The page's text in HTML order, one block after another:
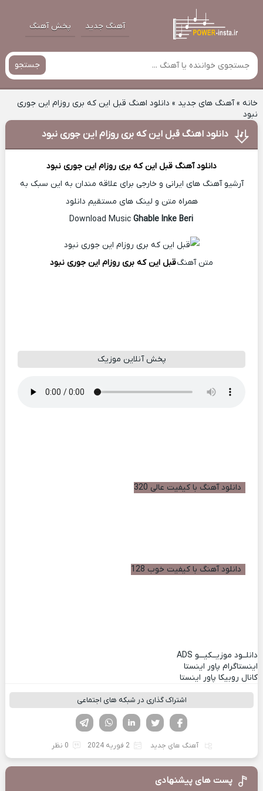
آهنگ جدید پخش آهنگ
جستجو
خانه»آهنگ های جدید » دانلود اهنگ قبل این که بری روزام این جوری
نبود
دانلود اهنگ قبل این که بری روزام این جوری نبود
دانلود آهنگ قبل این که بری روزام این جوری نبود
آرشیو آهنگ های ایرانی و خارجی برای علاقه مندان به این سبک به
همراه متن و لینک های مستقیم دانلود
Ghable Inke Beri
متن آهنگقبل این که بری روزام این جوری نبود
پخش آنلاین موزیک
دانلود آهنگ با کیفیت عالی 320
دانلود آهنگ با کیفیت خوب 128
دانلــود موزیــکیـــو ADS
اینستاگرام پاور اینستا
کانال روبیکا پاور اینستا
اشتراک گذاری در شبکه های اجتماعی
لینکدین تویتر
فیسوک
آهنگ های جدید 2 فوریه 2024 0 نظر
پست های پیشنهادی